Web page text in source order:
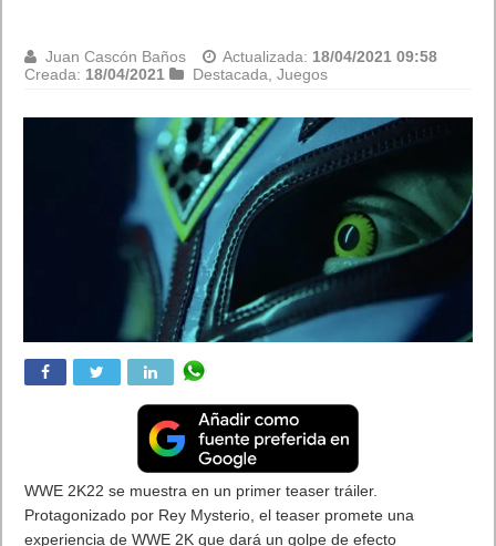
Juan Cascón Baños Actualizada: 18/04/2021 09:58
Creada: 18/04/2021 Destacada ,Juegos
WWE 2K22 se muestra en un primer teaser tráiler.
Protagonizado por Rey Mysterio, el teaser promete una
experiencia de WWE 2K que dará un golpe de efecto